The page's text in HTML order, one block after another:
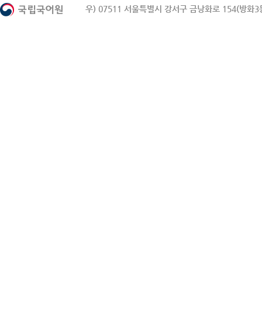
우) 07511 서울특별시 강서구 금낭화로 154(방화3